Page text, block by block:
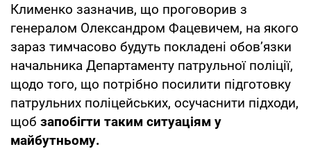
Клименко зазначив, що проговорив з
генералом Олександром Фацевичем, на якого
зараз тимчасово будуть покладені обов’язки
начальника Департаменту патрульної поліції,
щодо того, що потрібно посилити підготовку
патрульних поліцейських, осучаснити підходи,
щоб запобігти таким ситуаціям у
майбутньому.